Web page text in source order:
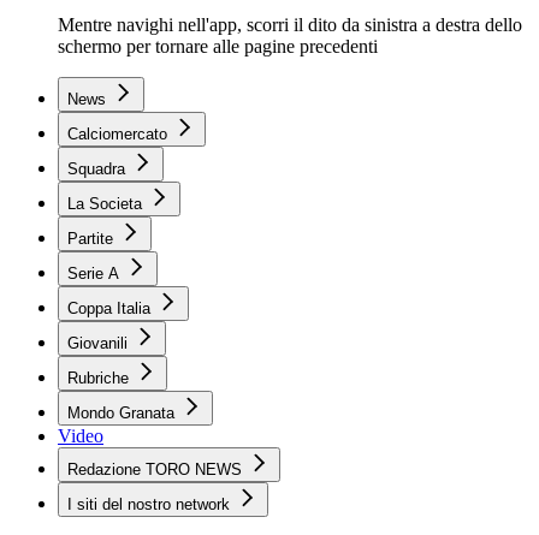
Mentre navighi nell'app, scorri il dito da sinistra a destra dello
schermo per tornare alle pagine precedenti
News
Calciomercato
Squadra
La Societa
Partite
Serie A
Coppa Italia
Giovanili
Rubriche
Mondo Granata
Video
Redazione TORO NEWS
I siti del nostro network